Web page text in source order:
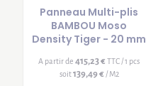
Panneau Multi-plis
BAMBOU Moso
Density Tiger - 20 mm
A partir de415,23 € TTC / 1 pcs
soit139,49 € / M2